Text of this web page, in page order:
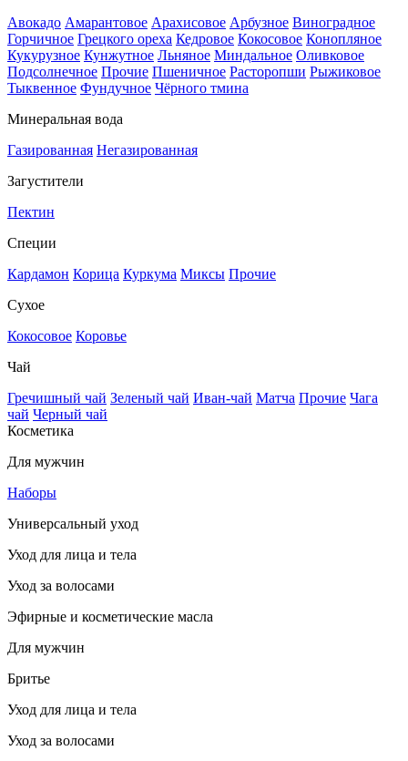
Авокадо Амарантовое Арахисовое Арбузное Виноградное
Горчичное Грецкого ореха Кедровое Кокосовое Конопляное
Кукурузное Кунжутное Льняное Миндальное Оливковое
Подсолнечное Прочие Пшеничное Расторопши Рыжиковое
Тыквенное Фундучное Чёрного тмина
Минеральная вода
Газированная Негазированная
Загустители
Пектин
Специи
Кардамон Корица Куркума Миксы Прочие
Сухое
Кокосовое Коровье
Чай
Гречишный чай Зеленый чай Иван-чай Матча Прочие Чага
чай Черный чай
Косметика
Для мужчин
Наборы
Универсальный уход
Уход для лица и тела
Уход за волосами
Эфирные и косметические масла
Для мужчин
Бритье
Уход для лица и тела
Уход за волосами